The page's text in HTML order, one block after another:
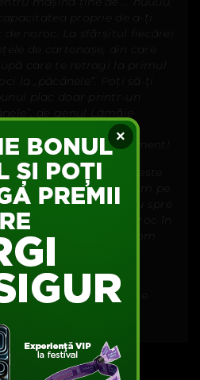
×
proprie de a-ți
noroc. La sfârșitul fiecărei
de cartonașe, din care
care te retragi la primul
la „păcănele”. Poți să-ți
plac doar printr-un
de genul Lămâie-
că aici o să ai parte de
Abilitate... No comment!
For Speed Payback nu este
pus mâna până acum pe
Payback este mediocru spre
să aducă jocurile de noroc în
în anii următori vom
pariuri.
țeapăn, în care să te
unul mai vechi - oricare
în 2016 inclusiv.